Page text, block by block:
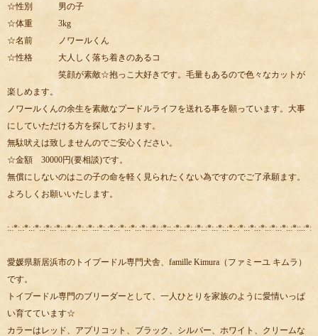
☆性別 男の子
☆体重 3kg
☆名前 ノワールくん
☆性格 大人しく落ち着きのあるコ
笑顔が素敵☆抱っこ大好きです。毛量もあるので色々なカットが
楽しめます。
ノワールくんの余生を素敵なプードルライフを送れる事を願っています。大事
にしていただける方を探しております。
無駄吠えは致しませんのでご安心ください。
☆金額 30000円(要相談)です。
無償にしないのはこの子の命を軽く見られたくない為ですのでご了承願ます。
よろしくお願いいたします。
:.:*:.:*:.:*:.:*:.:*:.:*:.:*:.:*:.:*:.:*:.:*:.:*:.:*:.:*:.:*::.:*:.:*:.:*:.:*:.:*:.:*:.:*:.:*:.:*:.:*:.:*:.:*::.:*:.:
愛媛県新居浜市のトイプードル専門犬舎、famille Kimura（ファミーユ キムラ）
です。
トイプードル専門のブリーダーとして、一人ひとりを家族のように愛情いっぱ
い育てています☆
カラーはレッド、アプリコット、ブラック、シルバー、ホワイト、クリームな